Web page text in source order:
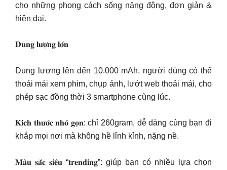
cho những phong cách sống năng động, đơn giản &
hiện đại.
𝐃𝐮𝐧𝐠 𝐥𝐮̛𝐨̛̣𝐧𝐠 𝐥𝐨̛́𝐧
Dung lượng lên đến 10.000 mAh, người dùng có thể
thoải mái xem phim, chụp ảnh, lướt web thoải mái, cho
phép sạc đồng thời 3 smartphone cùng lúc.
𝐊𝐢́𝐜𝐡 𝐭𝐡𝐮̛𝐨̛́𝐜 𝐧𝐡𝐨̉ 𝐠𝐨̣𝐧: chỉ 260gram, dễ dàng cùng bạn đi
khắp mọi nơi mà không hề lỉnh kỉnh, nặng nề.
𝐌𝐚̀𝐮 𝐬𝐚̆́𝐜 𝐬𝐢𝐞̂𝐮 “𝐭𝐫𝐞𝐧𝐝𝐢𝐧𝐠”: giúp bạn có nhiều lựa chọn